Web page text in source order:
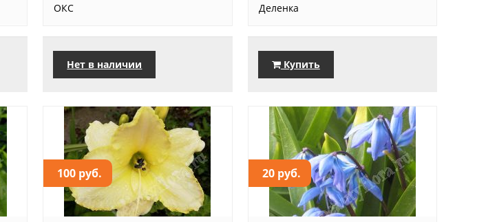
ОКС
Нет в наличии
Деленка
Купить
100 руб. 20 руб.